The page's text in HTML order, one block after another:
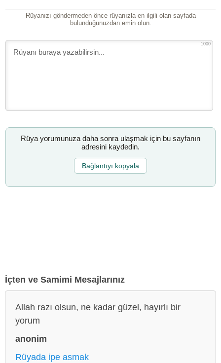
Rüyanızı göndermeden önce rüyanızla en ilgili olan sayfada
bulunduğunuzdan emin olun.
1000
Rüya yorumunuza daha sonra ulaşmak için bu sayfanın
adresini kaydedin.
Bağlantıyı kopyala
İçten ve Samimi Mesajlarınız
Allah razı olsun, ne kadar güzel, hayırlı bir
yorum
anonim
Rüyada ipe asmak